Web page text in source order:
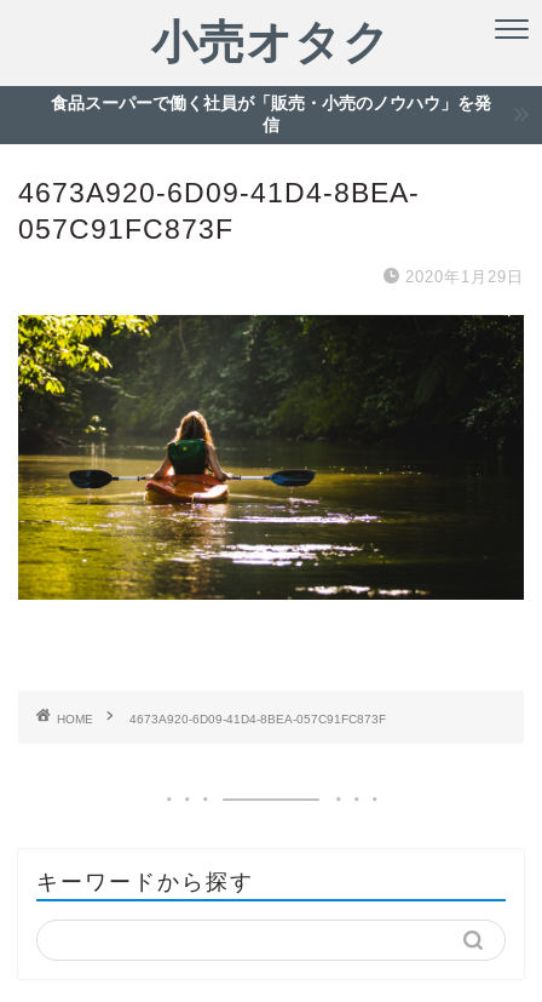
小売オタク
食品スーパーで働く社員が「販売・小売のノウハウ」を発
信
4673A920-6D09-41D4-8BEA-
057C91FC873F
2020年1月29日
HOME 4673A920-6D09-41D4-8BEA-057C91FC873F
キーワードから探す